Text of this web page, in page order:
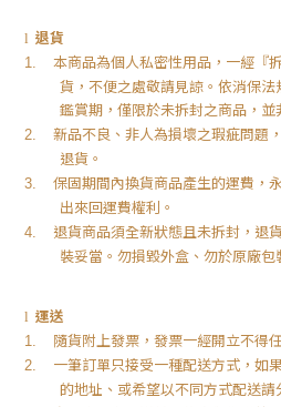
l 退貨
1.
本商品為個人私密性用品，一經『
貨，不便之處敬請見諒。依消保
鑑賞期，僅限於未拆封之商品，並
2.
新品不良、非人為損壞之瑕疵問題
退貨。
3.
保固期間內換貨商品產生的運費，
出來回運費權利。
4.
退貨商品須全新狀態且未拆封，退
裝妥當。勿損毀外盒、勿於原廠包
l 運送
1. 隨貨附上發票，發票一經開立不得
2.
一筆訂單只接受一種配送方式，如
的地址、或希望以不同方式配送請